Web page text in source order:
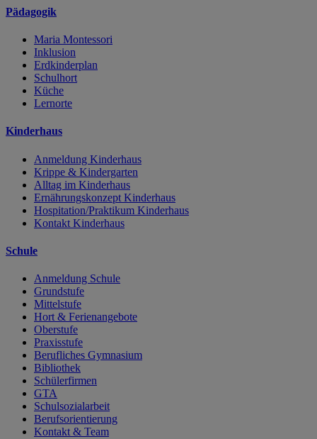
Pädagogik
Maria Montessori
Inklusion
Erdkinderplan
Schulhort
Küche
Lernorte
Kinderhaus
Anmeldung Kinderhaus
Krippe & Kindergarten
Alltag im Kinderhaus
Ernährungskonzept Kinderhaus
Hospitation/Praktikum Kinderhaus
Kontakt Kinderhaus
Schule
Anmeldung Schule
Grundstufe
Mittelstufe
Hort & Ferienangebote
Oberstufe
Praxisstufe
Berufliches Gymnasium
Bibliothek
Schülerfirmen
GTA
Schulsozialarbeit
Berufsorientierung
Kontakt & Team